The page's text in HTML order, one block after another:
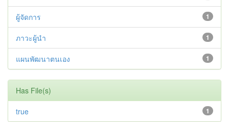
1
ผู้จัดการ
1
ภาวะผู้นำ
1
แผนพัฒนาตนเอง
Has File(s)
1
true